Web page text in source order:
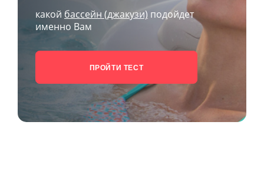
какой бассейн (джакузи) подойдет
именно Вам
ПРОЙТИ ТЕСТ